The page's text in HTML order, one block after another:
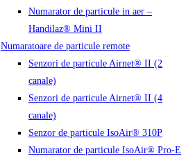
Numarator de particule in aer –
Handilaz® Mini II
Numaratoare de particule remote
Senzori de particule Airnet® II (2
canale)
Senzori de particule Airnet® II (4
canale)
Senzor de particule IsoAir® 310P
Numarator de particule IsoAir® Pro-E